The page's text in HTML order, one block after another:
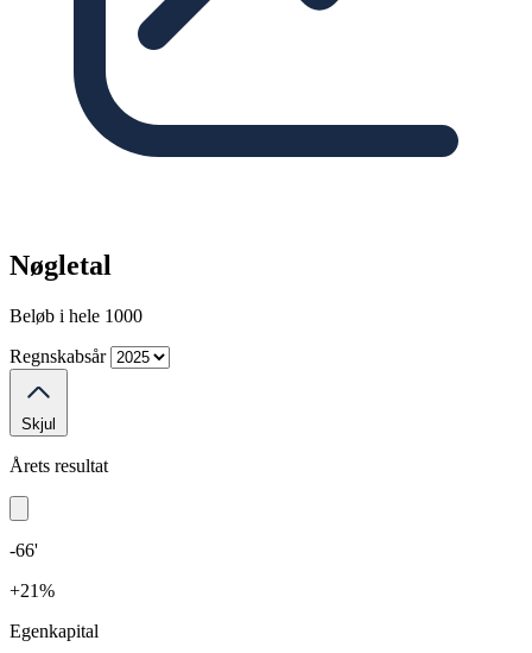
Nøgletal
Beløb i hele 1000
Regnskabsår
Skjul
Årets resultat
-66'
+21%
Egenkapital